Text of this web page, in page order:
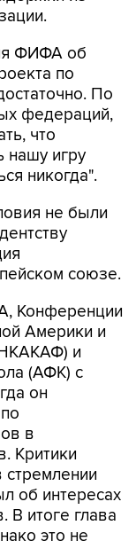
ФИФА об
По
федераций,
что
нашу игру
никогда".
не были
союзе.
Конференции
и
(АФК) с
он
в
об интересах
итоге глава
это не